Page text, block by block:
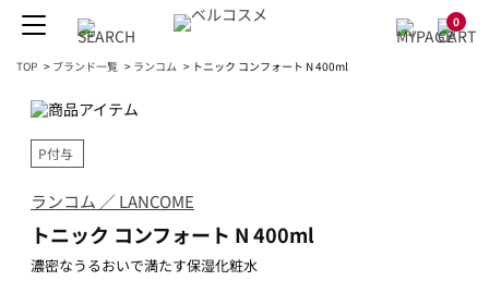
0
TOP > ブランド一覧 > ランコム > トニック コンフォート N 400ml
P付与
ランコム ／ LANCOME
トニック コンフォート N 400ml
濃密なうるおいで満たす保湿化粧水